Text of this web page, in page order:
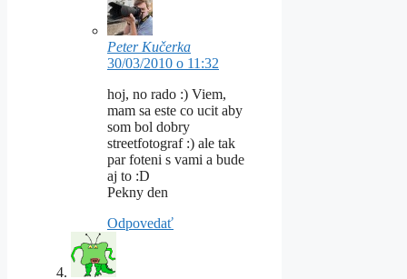
Peter Kučerka
30/03/2010 o 11:32
hoj, no rado :) Viem,
mam sa este co ucit aby
som bol dobry
streetfotograf :) ale tak
par foteni s vami a bude
aj to :D
Pekny den
Odpovedať